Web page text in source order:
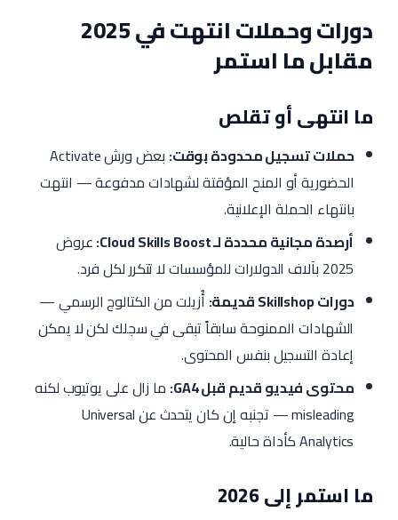
دورات وحملات انتهت في 2025
مقابل ما استمر
ما انتهى أو تقلص
حملات تسجيل محدودة بوقت:
بعض ورش Activate
الحضورية أو المنح المؤقتة لشهادات مدفوعة — انتهت
بانتهاء الحملة الإعلانية.
أرصدة مجانية محددة لـ Cloud Skills Boost:
عروض
2025 بآلاف الدولارات للمؤسسات لا تتكرر لكل فرد.
دورات Skillshop قديمة:
أُزيلت من الكتالوج الرسمي —
الشهادات الممنوحة سابقاً تبقى في سجلك لكن لا يمكن
إعادة التسجيل بنفس المحتوى.
محتوى فيديو قديم قبل GA4:
ما زال على يوتيوب لكنه
misleading — تجنبه إن كان يتحدث عن Universal
Analytics كأداة حالية.
ما استمر إلى 2026